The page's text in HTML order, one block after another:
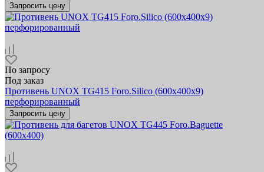
Запросить цену
По запросу
Под заказ
Противень UNOX TG415 Foro.Silico (600х400x9)
перфорированный
Запросить цену